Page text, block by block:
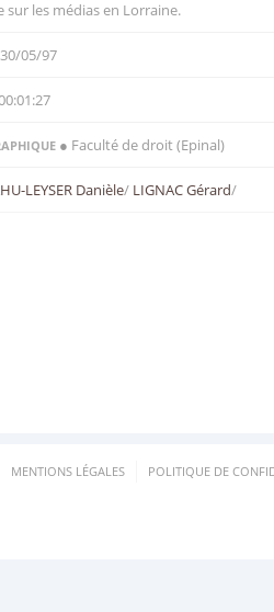
les médias en Lorraine.
05/97
● Faculté de droit (Epinal)
LEYSER Danièle/ LIGNAC Gérard/
MENTIONS LÉGALES POLITIQUE DE